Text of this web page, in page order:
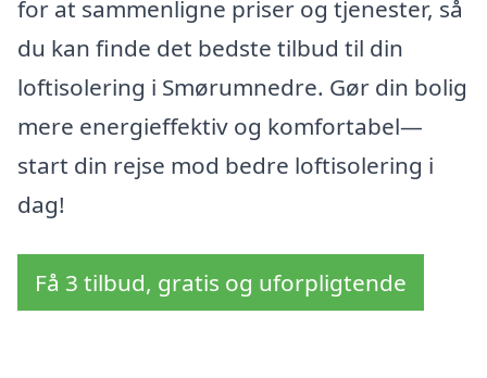
for at sammenligne priser og tjenester, så
du kan finde det bedste tilbud til din
loftisolering i Smørumnedre. Gør din bolig
mere energieffektiv og komfortabel—
start din rejse mod bedre loftisolering i
dag!
Få 3 tilbud, gratis og uforpligtende